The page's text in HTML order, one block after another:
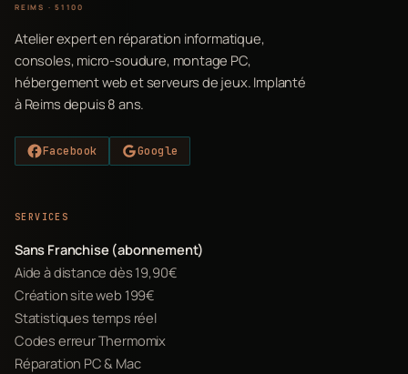
REIMS · 51100
Atelier expert en réparation informatique,
consoles, micro-soudure, montage PC,
hébergement web et serveurs de jeux. Implanté
à Reims depuis 8 ans.
Facebook Google
SERVICES
Sans Franchise (abonnement)
Aide à distance dès 19,90€
Création site web 199€
Statistiques temps réel
Codes erreur Thermomix
Réparation PC & Mac